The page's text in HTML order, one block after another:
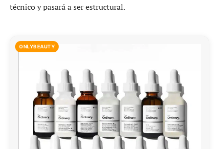
técnico y pasará a ser estructural.
ONLYBEAUTY